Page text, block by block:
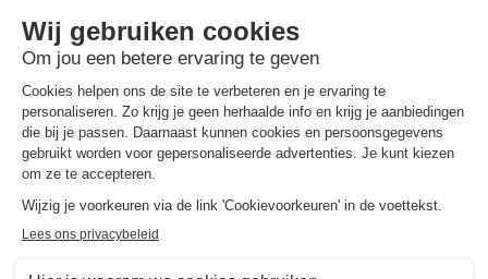
Goedkope verblijven rond
Grospierres.
Beste aanbieding